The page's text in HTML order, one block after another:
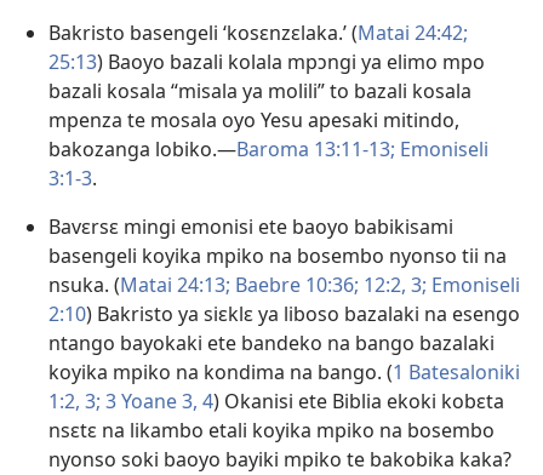
Bakristo basengeli ‘kosɛnzɛlaka.’ (Matai 24:42;
25:13) Baoyo bazali kolala mpɔngi ya elimo mpo
bazali kosala “misala ya molili” to bazali kosala
mpenza te mosala oyo Yesu apesaki mitindo,
bakozanga lobiko.​—Baroma 13:11-13; Emoniseli
3:1-3.
Bavɛrsɛ mingi emonisi ete baoyo babikisami
basengeli koyika mpiko na bosembo nyonso tii na
nsuka. (Matai 24:13; Baebre 10:36; 12:2, 3; Emoniseli
2:10) Bakristo ya siɛklɛ ya liboso bazalaki na esengo
ntango bayokaki ete bandeko na bango bazalaki
koyika mpiko na kondima na bango. (1 Batesaloniki
1:2, 3; 3 Yoane 3, 4) Okanisi ete Biblia ekoki kobɛta
nsɛtɛ na likambo etali koyika mpiko na bosembo
nyonso soki baoyo bayiki mpiko te bakobika kaka?